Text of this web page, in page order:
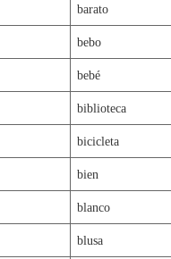
barato
bebo
bebé
biblioteca
bicicleta
bien
blanco
blusa